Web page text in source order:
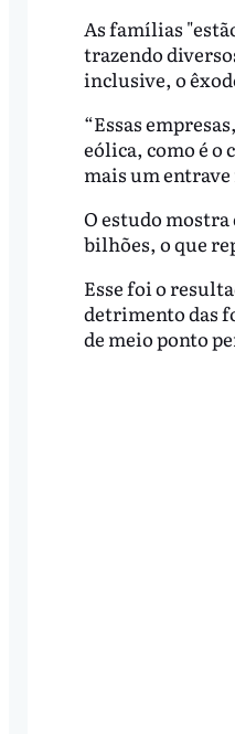
As famílias
trazendo
inclusive, o
“Essas
eólica, como é o
mais um entrave
O estudo mostra
bilhões, o que
Esse foi o
detrimento das
de meio ponto